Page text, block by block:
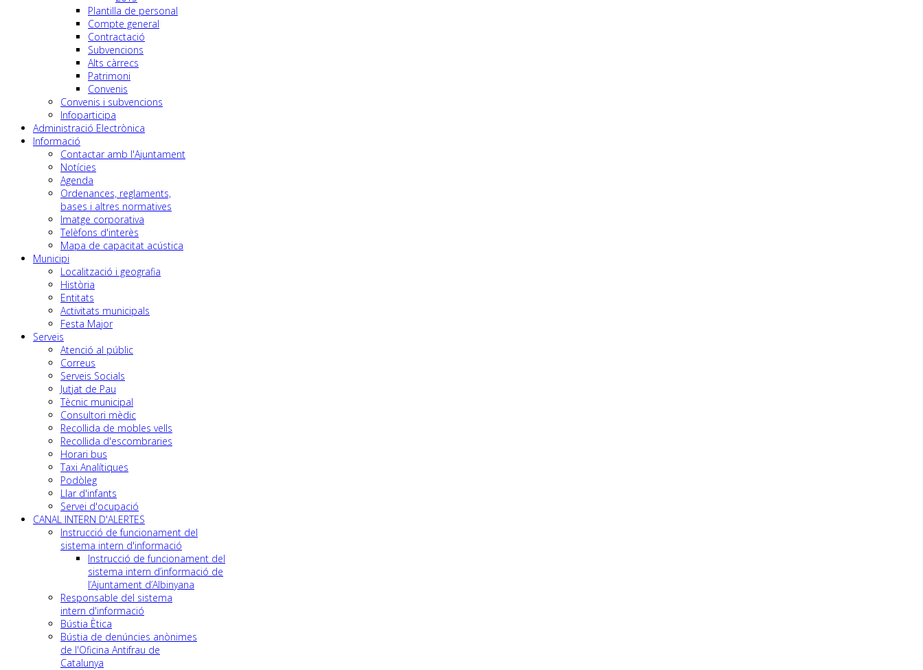
Plantilla de personal
Compte general
Contractació
Subvencions
Alts càrrecs
Patrimoni
Convenis
Convenis i subvencions
Infoparticipa
Administració Electrònica
Informació
Contactar amb l'Ajuntament
Notícies
Agenda
Ordenances, reglaments,
bases i altres normatives
Imatge corporativa
Telèfons d'interès
Mapa de capacitat acústica
Municipi
Localització i geografia
Història
Entitats
Activitats municipals
Festa Major
Serveis
Atenció al públic
Correus
Serveis Socials
Jutjat de Pau
Tècnic municipal
Consultori mèdic
Recollida de mobles vells
Recollida d'escombraries
Horari bus
Taxi Analítiques
Podòleg
Llar d'infants
Servei d'ocupació
CANAL INTERN D'ALERTES
Instrucció de funcionament del
sistema intern d'informació
Instrucció de funcionament del
sistema intern d’informació de
l’Ajuntament d’Albinyana
Responsable del sistema
intern d'informació
Bústia Ètica
Bústia de denúncies anònimes
de l'Oficina Antifrau de
Catalunya